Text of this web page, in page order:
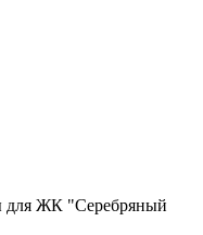
для ЖК "Серебряный